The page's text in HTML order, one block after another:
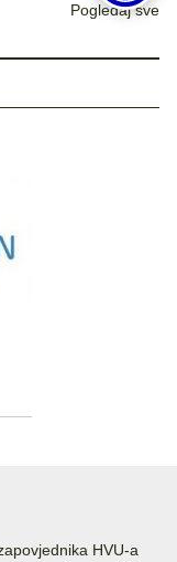
Pogledaj sve
HVU-a